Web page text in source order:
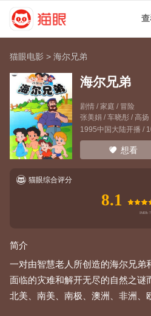
猫眼电影 >海尔兄弟
海尔兄弟
剧情 / 家庭 / 冒险
张美娟 / 车晓彤/ 高扬
1995中国大陆开播 /
想看
猫眼综合评分
8.1
简介
一对由智慧老人所创造的海尔兄弟
面临的灾难和解开无尽的自然之谜
北美、南美、南极、澳洲、非洲、